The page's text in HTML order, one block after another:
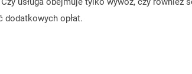
dodatkowych opłat.